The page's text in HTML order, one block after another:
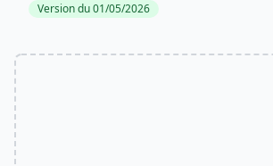
Version du 01/05/2026